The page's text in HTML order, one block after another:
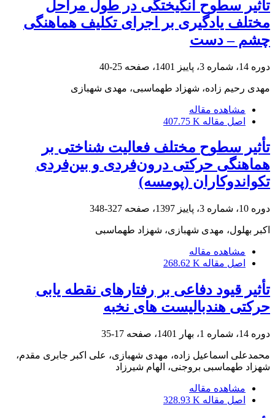
تأثیر سطوح انگیختگی در طول مراحل
مختلف یادگیری بر اجرای تکلیف هماهنگی
چشم – دست
دوره 14، شماره 3، پاییز 1401، صفحه 25-40
مهدی رحیم زاده، شهزاد طهماسبی، مهدی شهبازی
مشاهده مقاله
اصل مقاله 407.75 K
تأثیر سطوح مختلف فعالیت شناختی بر
هماهنگی حرکتی درون‌فردی و بین‌فردی
تکواندوکاران (پومسه)
دوره 10، شماره 3، پاییز 1397، صفحه 327-348
اکبر بهلول، مهدی شهبازی، شهزاد طهماسبی
مشاهده مقاله
اصل مقاله 268.62 K
تأثیر قیود دفاعی بر رفتارهای نقطه یابی
حرکتی هندبالیست های نخبه
دوره 14، شماره 1، بهار 1401، صفحه 17-35
محمدعلی اسماعیل زاده، مهدی شهبازی، علی اکبر جابری مقدم،
شهزاد طهماسبی بروجنی، الهام شیرزاد
مشاهده مقاله
اصل مقاله 328.93 K